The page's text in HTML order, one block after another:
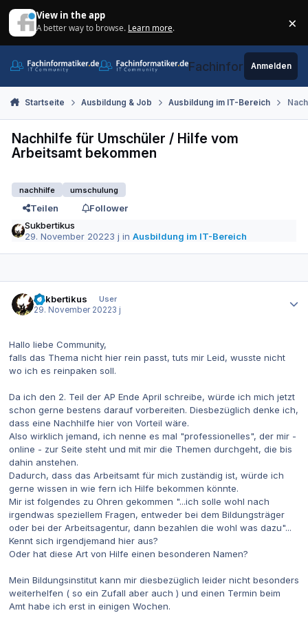
View in the app
A better way to browse. Learn more. ×
Fachinformatiker.de
Anmelden
Startseite Ausbildung & Job Ausbildung im IT-Bereich
Nachhilfe für Umschüler / Hilfe vom
Arbeitsamt bekommen
nachhilfe umschulung
Teilen
Follower
Sukbertikus
29. November 20223 j inAusbildung im IT-Bereich
Sukbertikus
User
29. November 20223 j
Hallo liebe Community,
falls das Thema nicht hier rein passt, tuts mir Leid, wusste nicht
wo ich es reinpaken soll.
Da ich den 2. Teil der AP Ende April schreibe, würde ich mich jetzt
schon gerne bestens darauf vorbereiten. Diesbezüglich denke ich,
dass eine Nachhilfe hier von Vorteil wäre.
Also wirklich jemand, ich nenne es mal "professionelles", der mir -
online - zur Seite steht und mit mir die Themen durchgeht, die bis
dahin anstehen.
Dadurch, dass das Arbeitsamt für mich zuständig ist, würde ich
gerne wissen in wie fern ich Hilfe bekommen könnte.
Mir ist folgendes zu Ohren gekommen "...ich solle wohl nach
irgendwas speziellem Fragen, entweder bei dem Bildungsträger
oder bei der Arbeitsagentur, dann bezahlen die wohl was dazu"...
Kennt sich irgendjemand hier aus?
Oder hat diese Art von Hilfe einen besonderen Namen?
Mein Bildungsinstitut kann mir diesbezüglich leider nicht besonders
weiterhelfen ( so ein Zufall aber auch ) und einen Termin beim
Amt habe ich erst in einigen Wochen.